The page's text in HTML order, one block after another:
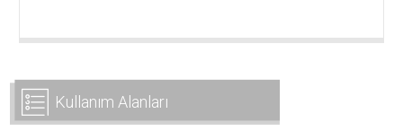
Kullanım Alanları